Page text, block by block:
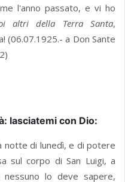
l'anno passato, e vi ho
altri della Terra Santa,
(06.07.1925.- a Don Sante
lasciatemi con Dio:
notte di lunedì, e di potere
sul corpo di San Luigi, a
lo deve sapere,